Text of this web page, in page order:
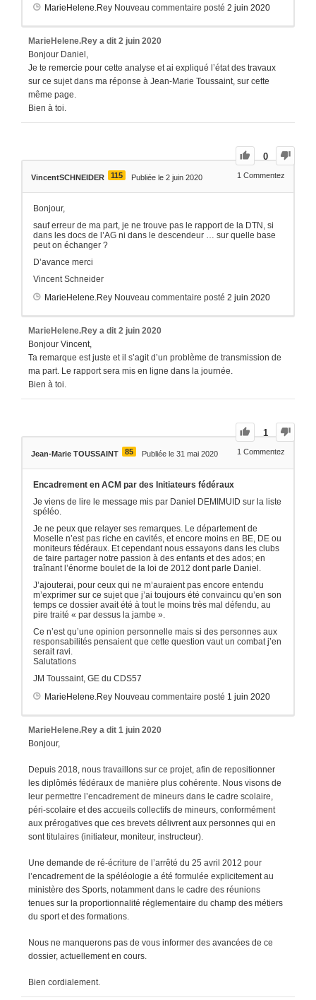
MarieHelene.Rey Nouveau commentaire posté 2 juin 2020
MarieHelene.Rey a dit 2 juin 2020
Bonjour Daniel,
Je te remercie pour cette analyse et ai expliqué l’état des travaux
sur ce sujet dans ma réponse à Jean-Marie Toussaint, sur cette
même page.
Bien à toi.
0
VincentSCHNEIDER 115 Publiée le 2 juin 2020 1 Commentez
Bonjour,
sauf erreur de ma part, je ne trouve pas le rapport de la DTN, si
dans les docs de l’AG ni dans le descendeur … sur quelle base
peut on échanger ?
D’avance merci
Vincent Schneider
MarieHelene.Rey Nouveau commentaire posté 2 juin 2020
MarieHelene.Rey a dit 2 juin 2020
Bonjour Vincent,
Ta remarque est juste et il s’agit d’un problème de transmission de
ma part. Le rapport sera mis en ligne dans la journée.
Bien à toi.
1
Jean-Marie TOUSSAINT 85 Publiée le 31 mai 2020 1 Commentez
Encadrement en ACM par des Initiateurs fédéraux
Je viens de lire le message mis par Daniel DEMIMUID sur la liste
spéléo.
Je ne peux que relayer ses remarques. Le département de
Moselle n’est pas riche en cavités, et encore moins en BE, DE ou
moniteurs fédéraux. Et cependant nous essayons dans les clubs
de faire partager notre passion à des enfants et des ados; en
traînant l’énorme boulet de la loi de 2012 dont parle Daniel.
J’ajouterai, pour ceux qui ne m’auraient pas encore entendu
m’exprimer sur ce sujet que j’ai toujours été convaincu qu’en son
temps ce dossier avait été à tout le moins très mal défendu, au
pire traité « par dessus la jambe ».
Ce n’est qu’une opinion personnelle mais si des personnes aux
responsabilités pensaient que cette question vaut un combat j’en
serait ravi.
Salutations
JM Toussaint, GE du CDS57
MarieHelene.Rey Nouveau commentaire posté 1 juin 2020
MarieHelene.Rey a dit 1 juin 2020
Bonjour,
Depuis 2018, nous travaillons sur ce projet, afin de repositionner
les diplômés fédéraux de manière plus cohérente. Nous visons de
leur permettre l’encadrement de mineurs dans le cadre scolaire,
péri-scolaire et des accueils collectifs de mineurs, conformément
aux prérogatives que ces brevets délivrent aux personnes qui en
sont titulaires (initiateur, moniteur, instructeur).
Une demande de ré-écriture de l’arrêté du 25 avril 2012 pour
l’encadrement de la spéléologie a été formulée explicitement au
ministère des Sports, notamment dans le cadre des réunions
tenues sur la proportionnalité réglementaire du champ des métiers
du sport et des formations.
Nous ne manquerons pas de vous informer des avancées de ce
dossier, actuellement en cours.
Bien cordialement.